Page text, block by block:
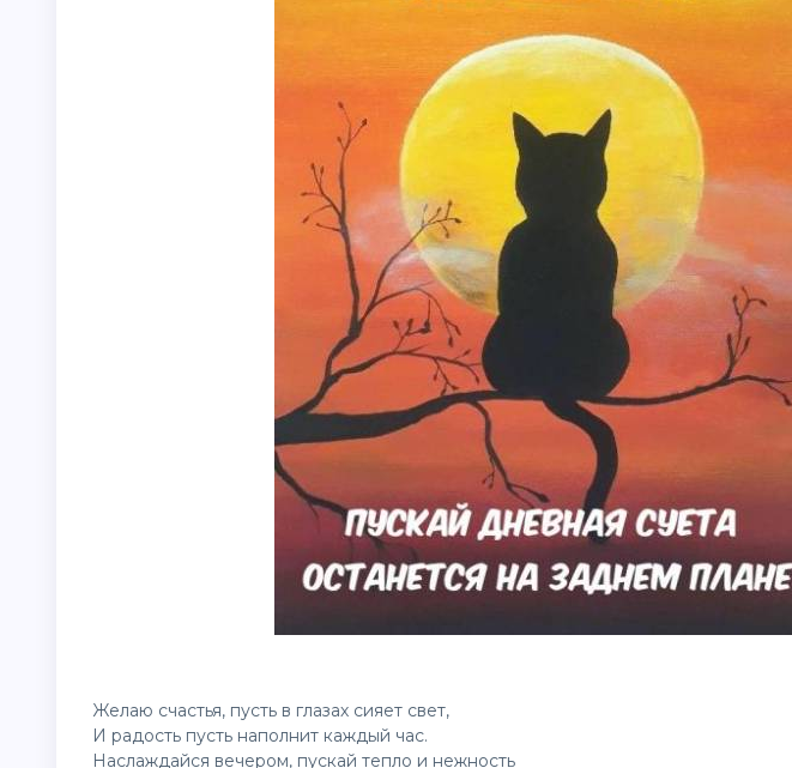
Желаю счастья, пусть в глазах сияет свет,
И радость пусть наполнит каждый час.
Наслаждайся вечером, пускай тепло и нежность